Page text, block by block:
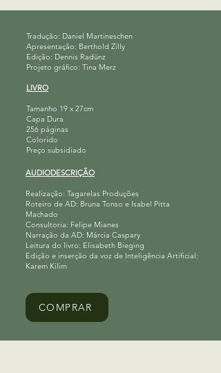
Tradução: Daniel Martineschen
Apresentação: Berthold Zilly
Edição: Dennis Radünz
Projeto gráfico: Tina Merz
LIVRO
Tamanho 19 x 27cm
Capa Dura
256 páginas
Colorido
Preço subsidiado
AUDIODESCRIÇÃO
Realização: Tagarelas Produções
Roteiro de AD: Bruna Tonso e Isabel Pitta
Machado
Consultoria: Felipe Mianes
Narração da AD: Márcia Caspary
Leitura do livro: Elisabeth Bieging
Edição e inserção da voz de Inteligência Artificial:
Karem Kilim
COMPRAR